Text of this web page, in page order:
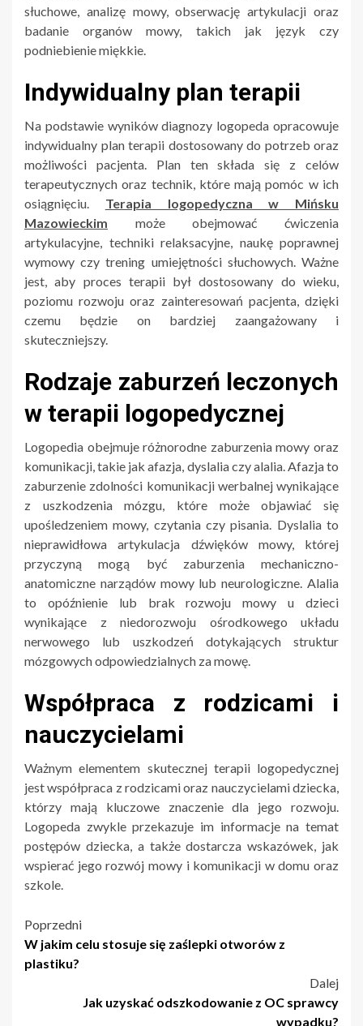
słuchowe, analizę mowy, obserwację artykulacji oraz
badanie organów mowy, takich jak język czy
podniebienie miękkie.
Indywidualny plan terapii
Na podstawie wyników diagnozy logopeda opracowuje
indywidualny plan terapii dostosowany do potrzeb oraz
możliwości pacjenta. Plan ten składa się z celów
terapeutycznych oraz technik, które mają pomóc w ich
osiągnięciu. Terapia logopedyczna w Mińsku
Mazowieckim może obejmować ćwiczenia
artykulacyjne, techniki relaksacyjne, naukę poprawnej
wymowy czy trening umiejętności słuchowych. Ważne
jest, aby proces terapii był dostosowany do wieku,
poziomu rozwoju oraz zainteresowań pacjenta, dzięki
czemu będzie on bardziej zaangażowany i
skuteczniejszy.
Rodzaje zaburzeń leczonych
w terapii logopedycznej
Logopedia obejmuje różnorodne zaburzenia mowy oraz
komunikacji, takie jak afazja, dyslalia czy alalia. Afazja to
zaburzenie zdolności komunikacji werbalnej wynikające
z uszkodzenia mózgu, które może objawiać się
upośledzeniem mowy, czytania czy pisania. Dyslalia to
nieprawidłowa artykulacja dźwięków mowy, której
przyczyną mogą być zaburzenia mechaniczno-
anatomiczne narządów mowy lub neurologiczne. Alalia
to opóźnienie lub brak rozwoju mowy u dzieci
wynikające z niedorozwoju ośrodkowego układu
nerwowego lub uszkodzeń dotykających struktur
mózgowych odpowiedzialnych za mowę.
Współpraca z rodzicami i
nauczycielami
Ważnym elementem skutecznej terapii logopedycznej
jest współpraca z rodzicami oraz nauczycielami dziecka,
którzy mają kluczowe znaczenie dla jego rozwoju.
Logopeda zwykle przekazuje im informacje na temat
postępów dziecka, a także dostarcza wskazówek, jak
wspierać jego rozwój mowy i komunikacji w domu oraz
szkole.
Nawigacja
wpisu
Poprzedni
W jakim celu stosuje się zaślepki otworów z
plastiku?
Dalej
Jak uzyskać odszkodowanie z OC sprawcy
wypadku?